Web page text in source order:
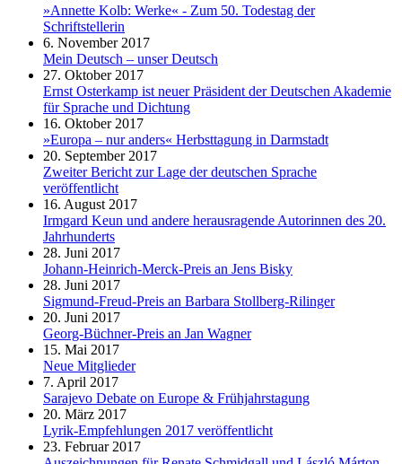
»Annette Kolb: Werke« - Zum 50. Todestag der
Schriftstellerin
6. November 2017
Mein Deutsch – unser Deutsch
27. Oktober 2017
Ernst Osterkamp ist neuer Präsident der Deutschen Akademie
für Sprache und Dichtung
16. Oktober 2017
»Europa – nur anders« Herbsttagung in Darmstadt
20. September 2017
Zweiter Bericht zur Lage der deutschen Sprache
veröffentlicht
16. August 2017
Irmgard Keun und andere herausragende Autorinnen des 20.
Jahrhunderts
28. Juni 2017
Johann-Heinrich-Merck-Preis an Jens Bisky
28. Juni 2017
Sigmund-Freud-Preis an Barbara Stollberg-Rilinger
20. Juni 2017
Georg-Büchner-Preis an Jan Wagner
15. Mai 2017
Neue Mitglieder
7. April 2017
Sarajevo Debate on Europe & Frühjahrstagung
20. März 2017
Lyrik-Empfehlungen 2017 veröffentlicht
23. Februar 2017